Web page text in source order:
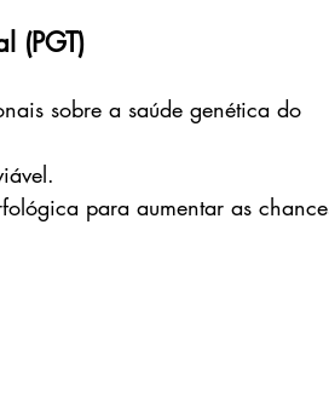
(PGT)
sobre a saúde genética do
para aumentar as